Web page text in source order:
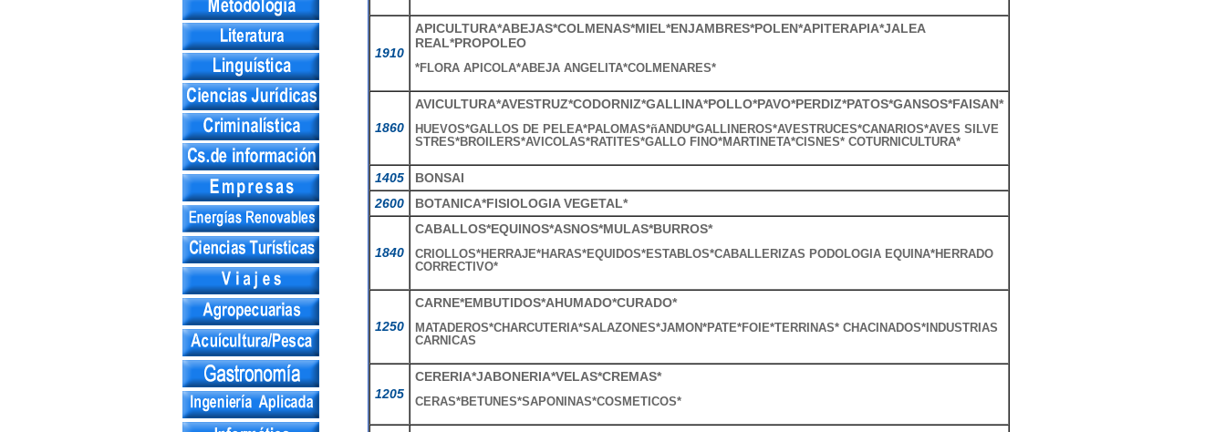
1910
APICULTURA*ABEJAS*COLMENAS*MIEL*ENJAMBRES*POLEN*APITERAPIA*JALEA
REAL*PROPOLEO
*FLORA APICOLA*ABEJA ANGELITA*COLMENARES*
1860
AVICULTURA*AVESTRUZ*CODORNIZ*GALLINA*POLLO*PAVO*PERDIZ*PATOS*GANSOS*FAISAN*
HUEVOS*GALLOS DE PELEA*PALOMAS*ñANDU*GALLINEROS*AVESTRUCES*CANARIOS*AVES SILVE
STRES*BROILERS*AVICOLAS*RATITES*GALLO FINO*MARTINETA*CISNES* COTURNICULTURA*
1405
BONSAI
2600
BOTANICA*FISIOLOGIA VEGETAL*
1840
CABALLOS*EQUINOS*ASNOS*MULAS*BURROS*
CRIOLLOS*HERRAJE*HARAS*EQUIDOS*ESTABLOS*CABALLERIZAS PODOLOGIA EQUINA*HERRADO
CORRECTIVO*
1250
CARNE*EMBUTIDOS*AHUMADO*CURADO*
MATADEROS*CHARCUTERIA*SALAZONES*JAMON*PATE*FOIE*TERRINAS* CHACINADOS*INDUSTRIAS
CARNICAS
1205
CERERIA*JABONERIA*VELAS*CREMAS*
CERAS*BETUNES*SAPONINAS*COSMETICOS*